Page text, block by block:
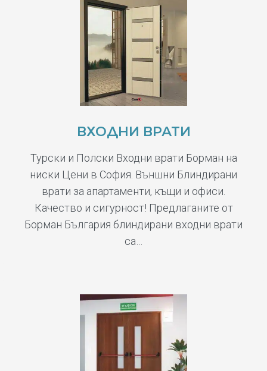
ВХОДНИ ВРАТИ
Турски и Полски Входни врати Борман на
ниски Цени в София. Външни Блиндирани
врати за апартаменти, къщи и офиси.
Качество и сигурност! Предлаганите от
Борман България блиндирани входни врати
са…